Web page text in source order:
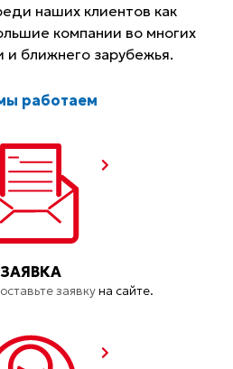
наших клиентов как
компании во многих
и ближнего зарубежья.
работаем
ЗАЯВКА
оставьте заявкуна сайте.